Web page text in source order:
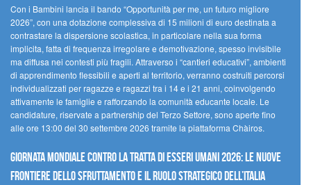
Con i Bambini lancia il bando “Opportunità per me, un futuro migliore
2026”, con una dotazione complessiva di 15 milioni di euro destinata a
contrastare la dispersione scolastica, in particolare nella sua forma
implicita, fatta di frequenza irregolare e demotivazione, spesso invisibile
ma diffusa nei contesti più fragili. Attraverso i “cantieri educativi”, ambienti
di apprendimento flessibili e aperti al territorio, verranno costruiti percorsi
individualizzati per ragazze e ragazzi tra i 14 e i 21 anni, coinvolgendo
attivamente le famiglie e rafforzando la comunità educante locale. Le
candidature, riservate a partnership del Terzo Settore, sono aperte fino
alle ore 13:00 del 30 settembre 2026 tramite la piattaforma Chàiros.
GIORNATA MONDIALE CONTRO LA TRATTA DI ESSERI UMANI 2026: LE NUOVE
FRONTIERE DELLO SFRUTTAMENTO E IL RUOLO STRATEGICO DELL’ITALIA